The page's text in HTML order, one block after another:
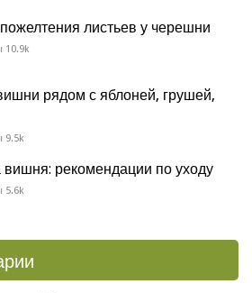
листьев у черешни
10.9k
рядом с яблоней, грушей,
9.5k
рекомендации по уходу
5.6k